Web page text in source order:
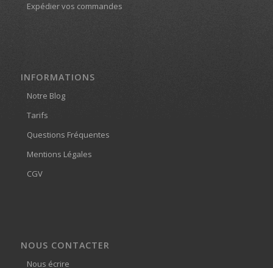
Expédier vos commandes
INFORMATIONS
Notre Blog
Tarifs
Questions Fréquentes
Mentions Légales
CGV
NOUS CONTACTER
Nous écrire